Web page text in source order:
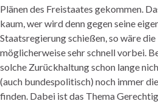
Plänen des Freistaates gekommen.
kaum, wer wird denn gegen seine
Staatsregierung schießen, so wäre
möglicherweise sehr schnell vorbei.
solche Zurückhaltung schon lange
(auch bundespolitisch) noch immer
finden. Dabei ist das Thema